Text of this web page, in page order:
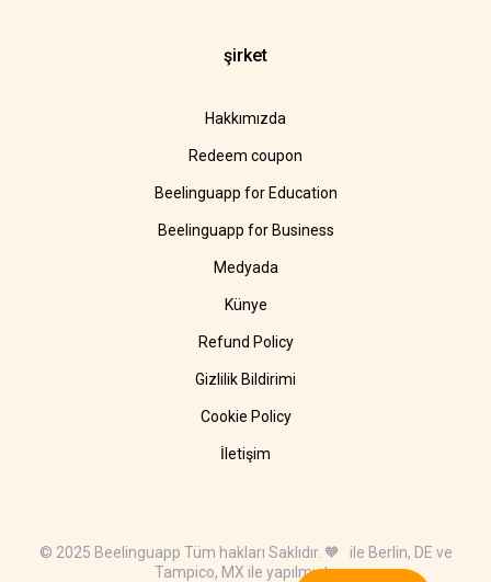
şirket
Hakkımızda
Redeem coupon
Beelinguapp for Education
Beelinguapp for Business
Medyada
Künye
Refund Policy
Gizlilik Bildirimi
Cookie Policy
İletişim
© 2025 Beelinguapp Tüm hakları Saklıdır. 🧡 ile Berlin, DE ve
Tampico, MX ile yapılmıştır